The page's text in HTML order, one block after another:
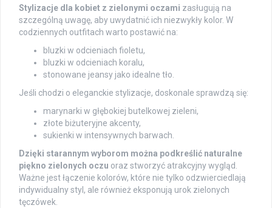
Stylizacje dla kobiet z zielonymi oczami zasługują na
szczególną uwagę, aby uwydatnić ich niezwykły kolor. W
codziennych outfitach warto postawić na:
bluzki w odcieniach fioletu,
bluzki w odcieniach koralu,
stonowane jeansy jako idealne tło.
Jeśli chodzi o eleganckie stylizacje, doskonale sprawdzą się:
marynarki w głębokiej butelkowej zieleni,
złote biżuteryjne akcenty,
sukienki w intensywnych barwach.
Dzięki starannym wyborom można podkreślić naturalne
piękno zielonych oczu oraz stworzyć atrakcyjny wygląd.
Ważne jest łączenie kolorów, które nie tylko odzwierciedlają
indywidualny styl, ale również eksponują urok zielonych
tęczówek.